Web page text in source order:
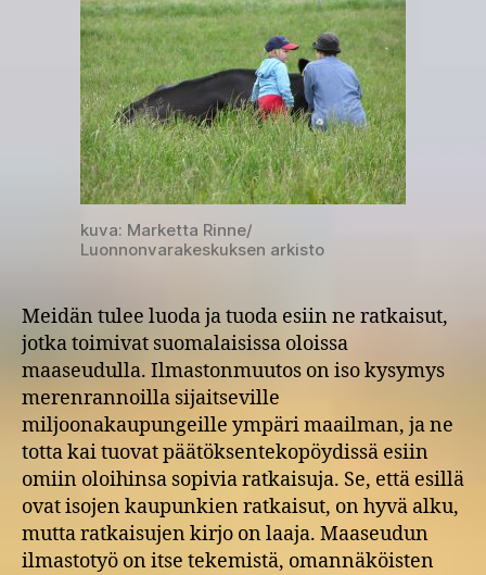
kuva: Marketta Rinne/
Luonnonvarakeskuksen arkisto
Meidän tulee luoda ja tuoda esiin ne ratkaisut,
jotka toimivat suomalaisissa oloissa
maaseudulla. Ilmastonmuutos on iso kysymys
merenrannoilla sijaitseville
miljoonakaupungeille ympäri maailman, ja ne
totta kai tuovat päätöksentekopöydissä esiin
omiin oloihinsa sopivia ratkaisuja. Se, että esillä
ovat isojen kaupunkien ratkaisut, on hyvä alku,
mutta ratkaisujen kirjo on laaja. Maaseudun
ilmastotyö on itse tekemistä, omannäköisten